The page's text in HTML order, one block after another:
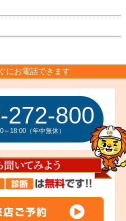
にお電話できます
272-800
18:00（年中無休）